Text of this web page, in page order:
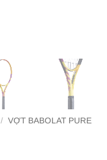
/ VỢT BABOLAT PURE